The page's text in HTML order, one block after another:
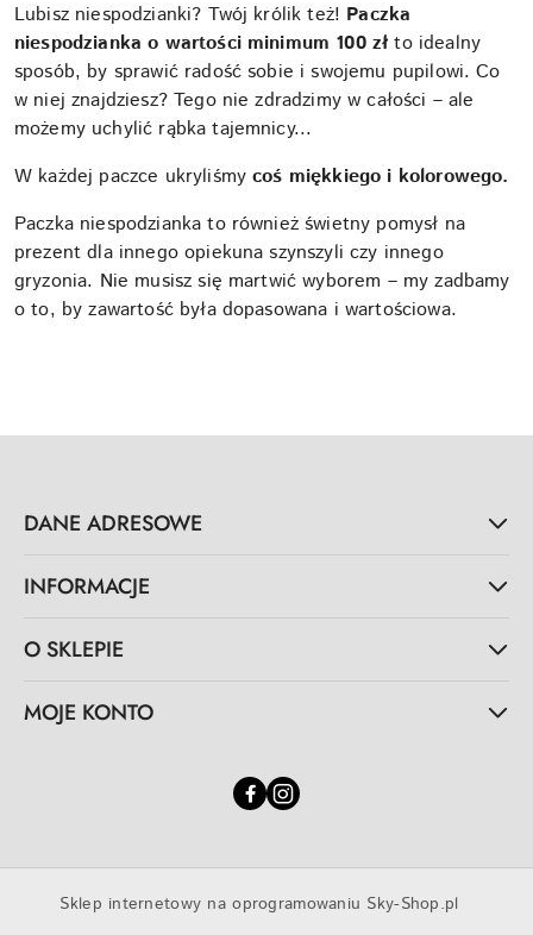
Lubisz niespodzianki? Twój królik też! Paczka
niespodzianka o wartości minimum 100 złto idealny
sposób, by sprawić radość sobie i swojemu pupilowi. Co
w niej znajdziesz? Tego nie zdradzimy w całości – ale
możemy uchylić rąbka tajemnicy...
W każdej paczce ukryliśmycoś miękkiego i kolorowego.
Paczka niespodzianka to również świetny pomysł na
prezent dla innego opiekuna szynszyli czy innego
gryzonia. Nie musisz się martwić wyborem – my zadbamy
o to, by zawartość była dopasowana i wartościowa.
DANE ADRESOWE
INFORMACJE
O SKLEPIE
MOJE KONTO
Sklep internetowy na oprogramowaniu Sky-Shop.pl